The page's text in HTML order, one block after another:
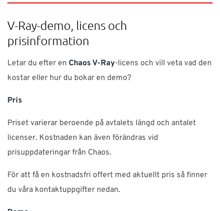
V-Ray-demo, licens och
prisinformation
Letar du efter en Chaos V-Ray-licens och vill veta vad den
kostar eller hur du bokar en demo?
Pris
Priset varierar beroende på avtalets längd och antalet
licenser. Kostnaden kan även förändras vid
prisuppdateringar från Chaos.
För att få en kostnadsfri offert med aktuellt pris så finner
du våra kontaktuppgifter nedan.